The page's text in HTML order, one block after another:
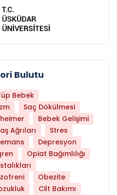
Bulutu
Bebek
Saç Dökülmesi
Bebek Gelişimi
Ağrıları
Stres
Depresyon
Opiat Bağımlılığı
Obezite
Cilt Bakımı